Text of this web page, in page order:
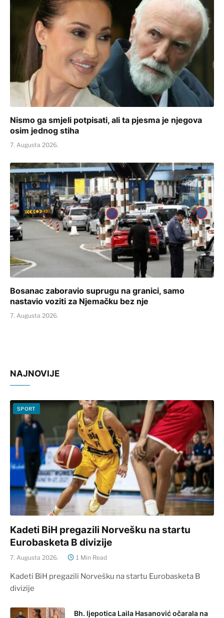
Nismo ga smjeli potpisati, ali ta pjesma je njegova
osim jednog stiha
7. Augusta 2026.
Bosanac zaboravio suprugu na granici, samo
nastavio voziti za Njemačku bez nje
7. Augusta 2026.
NAJNOVIJE
SPORT
Kadeti BiH pregazili Norvešku na startu
Eurobasketa B divizije
7. Augusta 2026. 1 Min Read
Kadeti BiH pregazili Norvešku na startu Eurobasketa B
divizije
Bh. ljepotica Laila Hasanović očarala na